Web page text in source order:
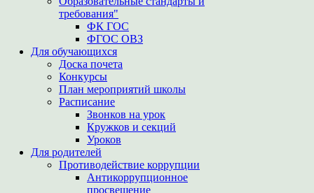
требования"
ФК ГОС
ФГОС ОВЗ
Для обучающихся
Доска почета
Конкурсы
План мероприятий школы
Расписание
Звонков на урок
Кружков и секций
Уроков
Для родителей
Противодействие коррупции
Антикоррупционное
просвещение